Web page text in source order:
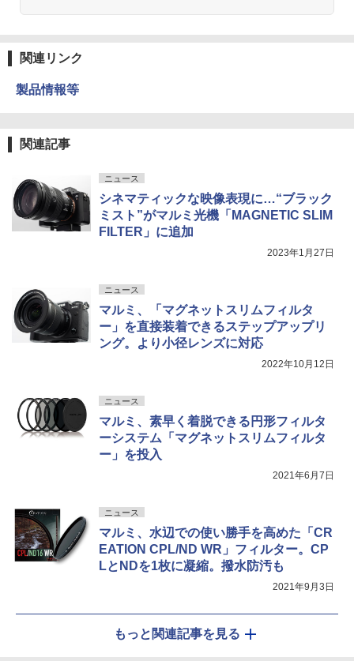
関連リンク
製品情報等
関連記事
ニュース
シネマティックな映像表現に…“ブラック
ミスト”がマルミ光機「MAGNETIC SLIM
FILTER」に追加
2023年1月27日
ニュース
マルミ、「マグネットスリムフィルタ
ー」を直接装着できるステップアップリ
ング。より小径レンズに対応
2022年10月12日
ニュース
マルミ、素早く着脱できる円形フィルタ
ーシステム「マグネットスリムフィルタ
ー」を投入
2021年6月7日
ニュース
マルミ、水辺での使い勝手を高めた「CR
EATION CPL/ND WR」フィルター。CP
LとNDを1枚に凝縮。撥水防汚も
2021年9月3日
もっと関連記事を見る